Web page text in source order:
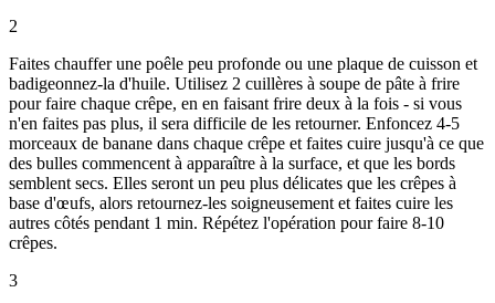
2
Faites chauffer une poêle peu profonde ou une plaque de cuisson et
badigeonnez-la d'huile. Utilisez 2 cuillères à soupe de pâte à frire
pour faire chaque crêpe, en en faisant frire deux à la fois - si vous
n'en faites pas plus, il sera difficile de les retourner. Enfoncez 4-5
morceaux de banane dans chaque crêpe et faites cuire jusqu'à ce que
des bulles commencent à apparaître à la surface, et que les bords
semblent secs. Elles seront un peu plus délicates que les crêpes à
base d'œufs, alors retournez-les soigneusement et faites cuire les
autres côtés pendant 1 min. Répétez l'opération pour faire 8-10
crêpes.
3